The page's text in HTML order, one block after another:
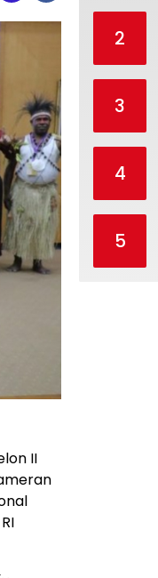
II
2
3
4
5